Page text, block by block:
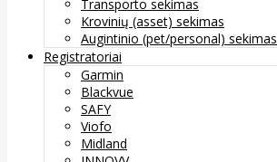
Transporto sekimas
Krovinių (asset) sekimas
Augintinio (pet/personal) sekimas
Registratoriai
Garmin
Blackvue
SAFY
Viofo
Midland